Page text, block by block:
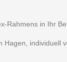
Rahmens in Ihr
individuell